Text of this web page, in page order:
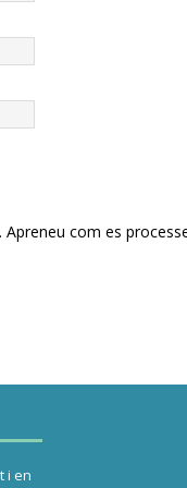
Apreneu com es
i en